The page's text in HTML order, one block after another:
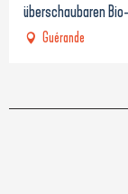
überschaubaren
Guérande